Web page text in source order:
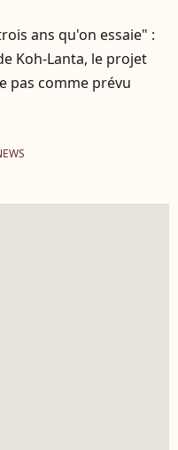
ans qu'on essaie" :
Koh-Lanta, le projet
pas comme prévu